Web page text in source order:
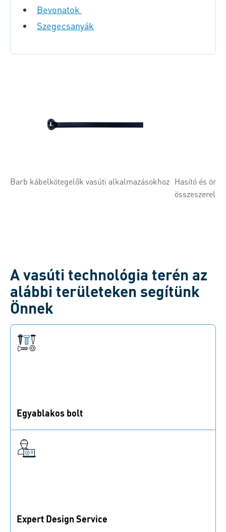
Bevonatok
Szegecsanyák
Barb kábelkötegelők vasúti alkalmazásokhoz Hasító és
összeszerelt
A vasúti technológia terén az
alábbi területeken segítünk
Önnek
Egyablakos bolt
vezérlőelemek készletről.
Expert Design Service